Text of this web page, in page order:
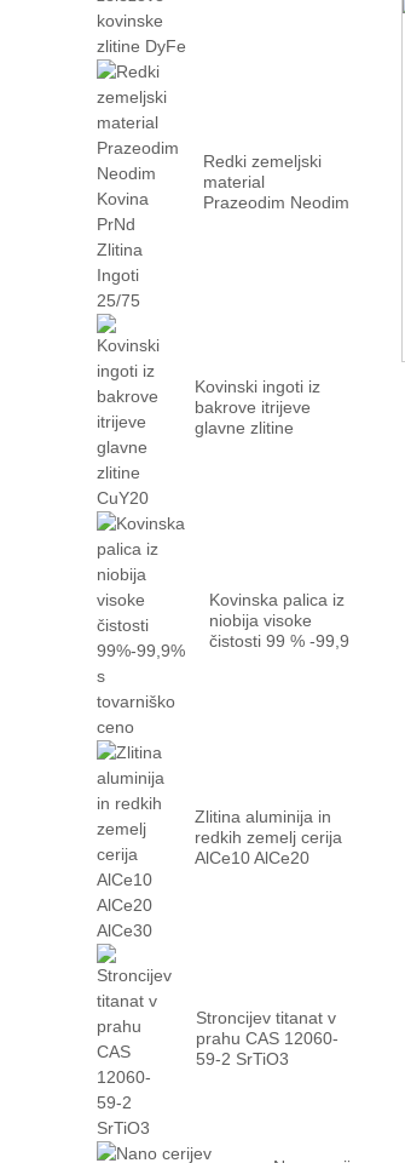
Redki zemeljski
material
Prazeodim Neodim
Kovinski ingoti iz
bakrove itrijeve
glavne zlitine
Kovinska palica iz
niobija visoke
čistosti 99 % -99,9
Zlitina aluminija in
redkih zemelj cerija
AlCe10 AlCe20
Stroncijev titanat v
prahu CAS 12060-
59-2 SrTiO3